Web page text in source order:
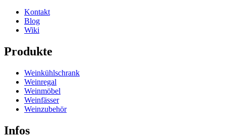
Kontakt
Blog
Wiki
Produkte
Weinkühlschrank
Weinregal
Weinmöbel
Weinfässer
Weinzubehör
Infos